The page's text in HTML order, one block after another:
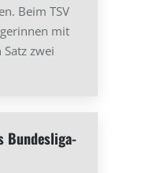
Beim TSV
mit
zwei
Bundesliga-